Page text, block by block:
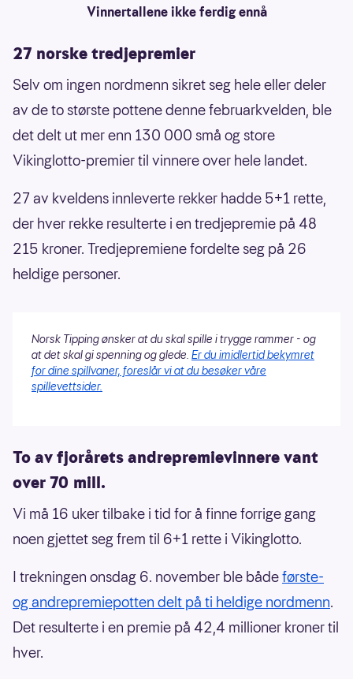
Vinnertallene ikke ferdig ennå
27 norske tredjepremier
Selv om ingen nordmenn sikret seg hele eller deler
av de to største pottene denne februarkvelden, ble
det delt ut mer enn 130 000 små og store
Vikinglotto-premier til vinnere over hele landet.
27 av kveldens innleverte rekker hadde 5+1 rette,
der hver rekke resulterte i en tredjepremie på 48
215 kroner. Tredjepremiene fordelte seg på 26
heldige personer.
Norsk Tipping ønsker at du skal spille i trygge rammer - og
at det skal gi spenning og glede. Er du imidlertid bekymret
for dine spillvaner, foreslår vi at du besøker våre
spillevettsider.
To av fjorårets andrepremievinnere vant
over 70 mill.
Vi må 16 uker tilbake i tid for å finne forrige gang
noen gjettet seg frem til 6+1 rette i Vikinglotto.
I trekningen onsdag 6. november ble bådeførste-
og andrepremiepotten delt på ti heldige nordmenn.
Det resulterte i en premie på 42,4 millioner kroner til
hver.